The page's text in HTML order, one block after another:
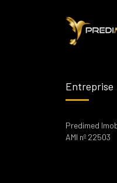
Entreprise
Predimed
AMI nº 22503